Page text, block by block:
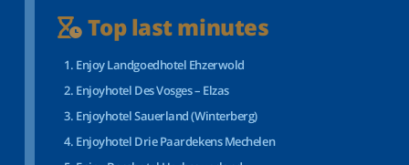
Top last minutes
Enjoy Landgoedhotel Ehzerwold
Enjoyhotel Des Vosges – Elzas
Enjoyhotel Sauerland (Winterberg)
Enjoyhotel Drie Paardekens Mechelen